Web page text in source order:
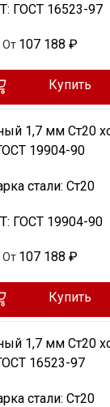
ГОСТ 16523-97
От 107 188 ₽
Купить
1,7 мм Ст20
19904-90
стали: Ст20
ГОСТ 19904-90
От 107 188 ₽
Купить
1,7 мм Ст20
16523-97
стали: Ст20